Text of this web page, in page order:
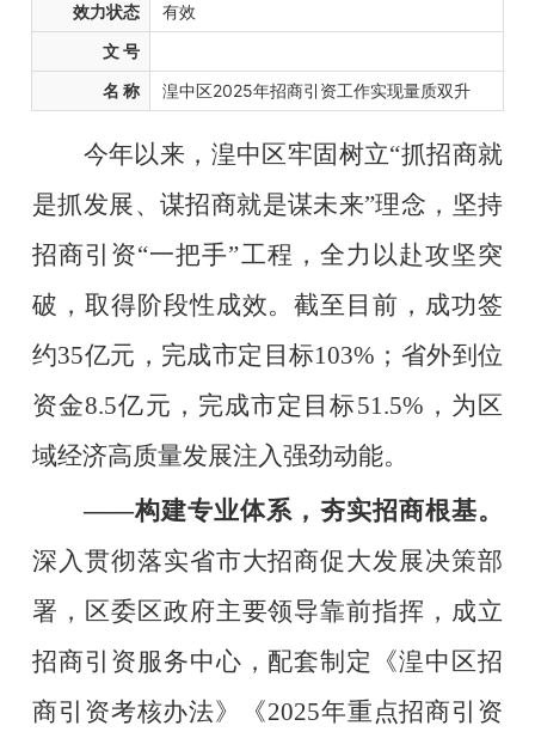
效力状态
有效
文 号
名 称
湟中区2025年招商引资工作实现量质双升
今年以来，湟中区牢固树立“抓招商就
是抓发展、谋招商就是谋未来”理念，坚持
招商引资“一把手”工程，全力以赴攻坚突
破，取得阶段性成效。截至目前，成功签
约35亿元，完成市定目标103% ；省外到位
资金8.5亿元，完成市定目标51.5% ，为区
域经济高质量发展注入强劲动能。
——构建专业体系，夯实招商根基。
深入贯彻落实省市大招商促大发展决策部
署，区委区政府主要领导靠前指挥，成立
招商引资服务中心，配套制定《湟中区招
商引资考核办法》《2025年重点招商引资